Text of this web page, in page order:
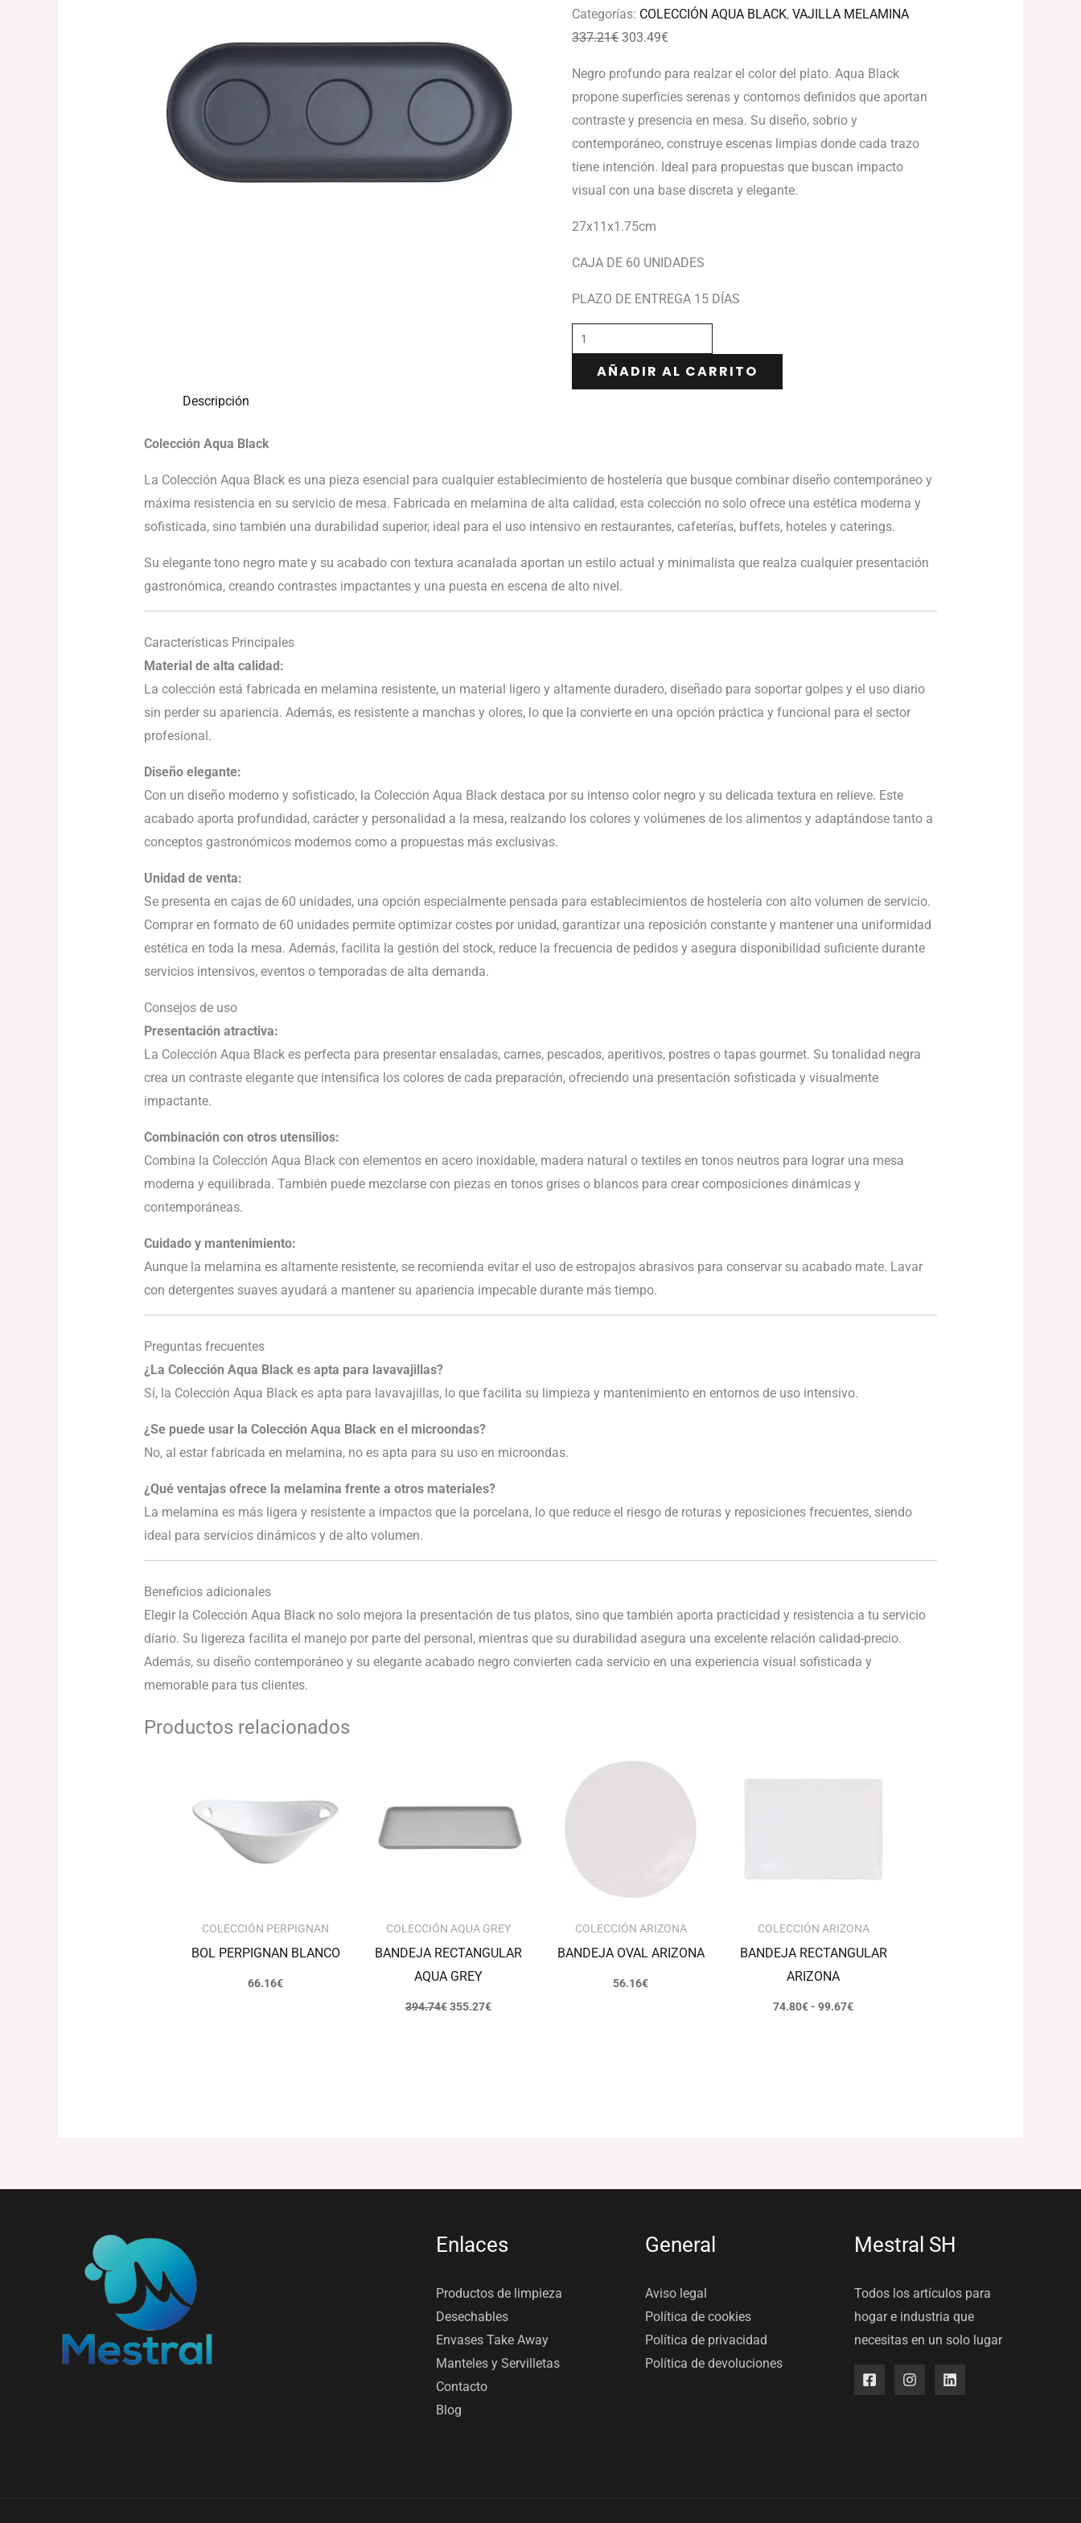
Categorías: COLECCIÓN AQUA BLACK,VAJILLA MELAMINA
337.21€ 303.49€
Negro profundo para realzar el color del plato. Aqua Black
propone superficies serenas y contornos definidos que aportan
contraste y presencia en mesa. Su diseño, sobrio y
contemporáneo, construye escenas limpias donde cada trazo
tiene intención. Ideal para propuestas que buscan impacto
visual con una base discreta y elegante.
27x11x1.75cm
CAJA DE 60 UNIDADES
PLAZO DE ENTREGA 15 DÍAS
AÑADIR AL CARRITO
Descripción
Colección Aqua Black
La Colección Aqua Black es una pieza esencial para cualquier establecimiento de hostelería que busque combinar diseño contemporáneo y
máxima resistencia en su servicio de mesa. Fabricada en melamina de alta calidad, esta colección no solo ofrece una estética moderna y
sofisticada, sino también una durabilidad superior, ideal para el uso intensivo en restaurantes, cafeterías, buffets, hoteles y caterings.
Su elegante tono negro mate y su acabado con textura acanalada aportan un estilo actual y minimalista que realza cualquier presentación
gastronómica, creando contrastes impactantes y una puesta en escena de alto nivel.
Características Principales
Material de alta calidad:
La colección está fabricada en melamina resistente, un material ligero y altamente duradero, diseñado para soportar golpes y el uso diario
sin perder su apariencia. Además, es resistente a manchas y olores, lo que la convierte en una opción práctica y funcional para el sector
profesional.
Diseño elegante:
Con un diseño moderno y sofisticado, la Colección Aqua Black destaca por su intenso color negro y su delicada textura en relieve. Este
acabado aporta profundidad, carácter y personalidad a la mesa, realzando los colores y volúmenes de los alimentos y adaptándose tanto a
conceptos gastronómicos modernos como a propuestas más exclusivas.
Unidad de venta:
Se presenta en cajas de 60 unidades, una opción especialmente pensada para establecimientos de hostelería con alto volumen de servicio.
Comprar en formato de 60 unidades permite optimizar costes por unidad, garantizar una reposición constante y mantener una uniformidad
estética en toda la mesa. Además, facilita la gestión del stock, reduce la frecuencia de pedidos y asegura disponibilidad suficiente durante
servicios intensivos, eventos o temporadas de alta demanda.
Consejos de uso
Presentación atractiva:
La Colección Aqua Black es perfecta para presentar ensaladas, carnes, pescados, aperitivos, postres o tapas gourmet. Su tonalidad negra
crea un contraste elegante que intensifica los colores de cada preparación, ofreciendo una presentación sofisticada y visualmente
impactante.
Combinación con otros utensilios:
Combina la Colección Aqua Black con elementos en acero inoxidable, madera natural o textiles en tonos neutros para lograr una mesa
moderna y equilibrada. También puede mezclarse con piezas en tonos grises o blancos para crear composiciones dinámicas y
contemporáneas.
Cuidado y mantenimiento:
Aunque la melamina es altamente resistente, se recomienda evitar el uso de estropajos abrasivos para conservar su acabado mate. Lavar
con detergentes suaves ayudará a mantener su apariencia impecable durante más tiempo.
Preguntas frecuentes
¿La Colección Aqua Black es apta para lavavajillas?
Sí, la Colección Aqua Black es apta para lavavajillas, lo que facilita su limpieza y mantenimiento en entornos de uso intensivo.
¿Se puede usar la Colección Aqua Black en el microondas?
No, al estar fabricada en melamina, no es apta para su uso en microondas.
¿Qué ventajas ofrece la melamina frente a otros materiales?
La melamina es más ligera y resistente a impactos que la porcelana, lo que reduce el riesgo de roturas y reposiciones frecuentes, siendo
ideal para servicios dinámicos y de alto volumen.
Beneficios adicionales
Elegir la Colección Aqua Black no solo mejora la presentación de tus platos, sino que también aporta practicidad y resistencia a tu servicio
diario. Su ligereza facilita el manejo por parte del personal, mientras que su durabilidad asegura una excelente relación calidad-precio.
Además, su diseño contemporáneo y su elegante acabado negro convierten cada servicio en una experiencia visual sofisticada y
memorable para tus clientes.
Productos relacionados
COLECCIÓN PERPIGNAN
BOL PERPIGNAN BLANCO
66.16€
COLECCIÓN AQUA GREY
BANDEJA RECTANGULAR
AQUA GREY
394.74€
394.74€.
355.27€
355.27€.
COLECCIÓN ARIZONA
BANDEJA OVAL ARIZONA
56.16€
COLECCIÓN ARIZONA
BANDEJA RECTANGULAR
ARIZONA
74.80€- 99.67€
precios:
Enlaces
Productos de limpieza
Desechables
Envases Take Away
Manteles y Servilletas
Contacto
Blog
General
Aviso legal
Política de cookies
Política de privacidad
Política de devoluciones
Mestral SH
Todos los artículos para
hogar e industria que
necesitas en un solo lugar